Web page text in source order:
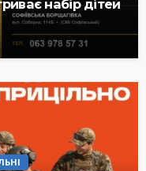
набір дітей